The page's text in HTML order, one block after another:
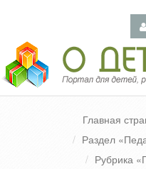
Педагогический портал «О
Главная
Раздел
Рубрика